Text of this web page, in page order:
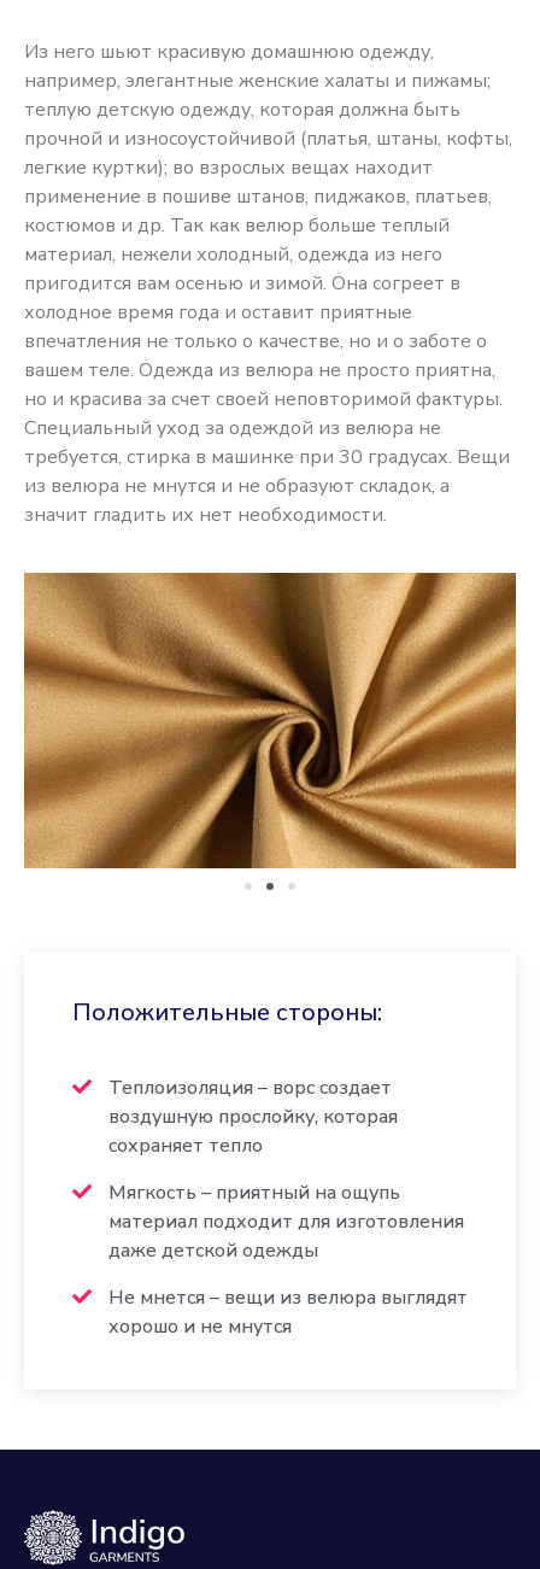
Из него шьют красивую домашнюю одежду,
например, элегантные женские халаты и пижамы;
теплую детскую одежду, которая должна быть
прочной и износоустойчивой (платья, штаны, кофты,
легкие куртки); во взрослых вещах находит
применение в пошиве штанов, пиджаков, платьев,
костюмов и др. Так как велюр больше теплый
материал, нежели холодный, одежда из него
пригодится вам осенью и зимой. Она согреет в
холодное время года и оставит приятные
впечатления не только о качестве, но и о заботе о
вашем теле. Одежда из велюра не просто приятна,
но и красива за счет своей неповторимой фактуры.
Специальный уход за одеждой из велюра не
требуется, стирка в машинке при 30 градусах. Вещи
из велюра не мнутся и не образуют складок, а
значит гладить их нет необходимости.
Положительные стороны:
Теплоизоляция – ворс создает
воздушную прослойку, которая
сохраняет тепло
Мягкость – приятный на ощупь
материал подходит для изготовления
даже детской одежды
Не мнется – вещи из велюра выглядят
хорошо и не мнутся